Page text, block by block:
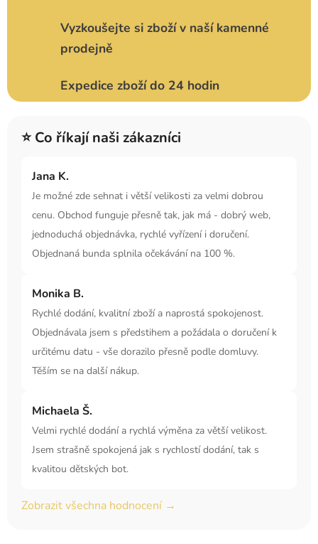
Vyzkoušejte si zboží v naší kamenné
prodejně
Expedice zboží do 24 hodin
⭐ Co říkají naši zákazníci
Jana K.
Je možné zde sehnat i větší velikosti za velmi dobrou
cenu. Obchod funguje přesně tak, jak má - dobrý web,
jednoduchá objednávka, rychlé vyřízení i doručení.
Objednaná bunda splnila očekávání na 100 %.
Monika B.
Rychlé dodání, kvalitní zboží a naprostá spokojenost.
Objednávala jsem s předstihem a požádala o doručení k
určitému datu - vše dorazilo přesně podle domluvy.
Těším se na další nákup.
Michaela Š.
Velmi rychlé dodání a rychlá výměna za větší velikost.
Jsem strašně spokojená jak s rychlostí dodání, tak s
kvalitou dětských bot.
Zobrazit všechna hodnocení →